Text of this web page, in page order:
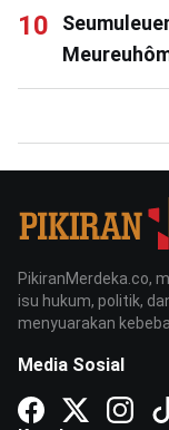
PikiranMerdeka.co,
isu hukum, politik,
menyuarakan
Media Sosial